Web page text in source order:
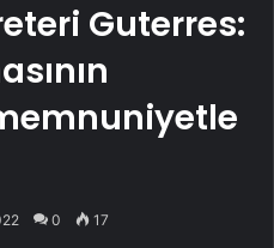
Guterres:
0 17